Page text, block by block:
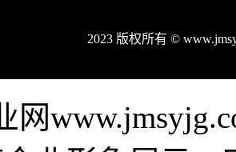
2023 版权所有 ©
网